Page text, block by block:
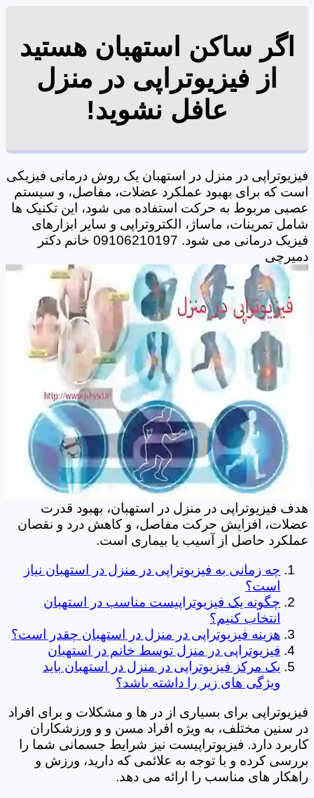
اگر ساکن استهبان هستید
از فیزیوتراپی در منزل
عافل نشوید!
فیزیوتراپی در منزل در استهبان یک روش درمانی فیزیکی
است که برای بهبود عملکرد عضلات، مفاصل، و سیستم
عصبی مربوط به حرکت استفاده می شود، این تکنیک ها
شامل تمرینات، ماساژ، الکتروتراپی و سایر ابزارهای
فیزیک درمانی می شود. 09106210197 خانم دکتر
دمیرچی
هدف فیزیوتراپی در منزل در استهبان، بهبود قدرت
عضلات، افزایش حرکت مفاصل، و کاهش درد و نقصان
عملکرد حاصل از آسیب یا بیماری است.
چه زمانی به فیزیوتراپی در منزل در استهبان نیاز
است؟
چگونه یک فیزیوتراپیست مناسب در استهبان
انتخاب کنیم؟
هزینه فیزیوتراپی در منزل در استهبان چقدر است؟
فیزیوتراپی در منزل توسط خانم در استهبان
یک مرکز فیزیوتراپی در منزل در استهبان باید
ویژگی های زیر را داشته باشد؟
فیزیوتراپی برای بسیاری از در ها و مشکلات و برای افراد
در سنین مختلف، به ویژه افراد مسن و و ورزشکاران
کاربرد دارد. فیزیوتراپیست نیز شرایط جسمانی شما را
بررسی کرده و با توجه به علائمی که دارید، ورزش و
راهکار های مناسب را ارائه می دهد.